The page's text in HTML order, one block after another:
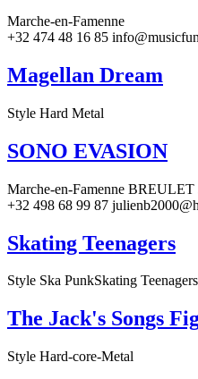
Marche-en-Famenne
+32 474 48 16 85
Magellan Dream
Style Hard Metal
SONO EVASION
Marche-en-Famenne BREULET
+32 498 68 99 87
Skating Teenagers
Style Ska PunkSkating Teenagers
The Jack's Songs
Style Hard-core-Metal